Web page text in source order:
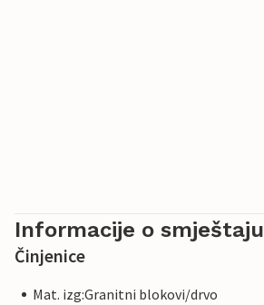
Informacije o smještaju
Činjenice
Mat. izg:Granitni blokovi/drvo